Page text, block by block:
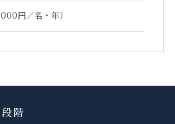
円／名・年）
階